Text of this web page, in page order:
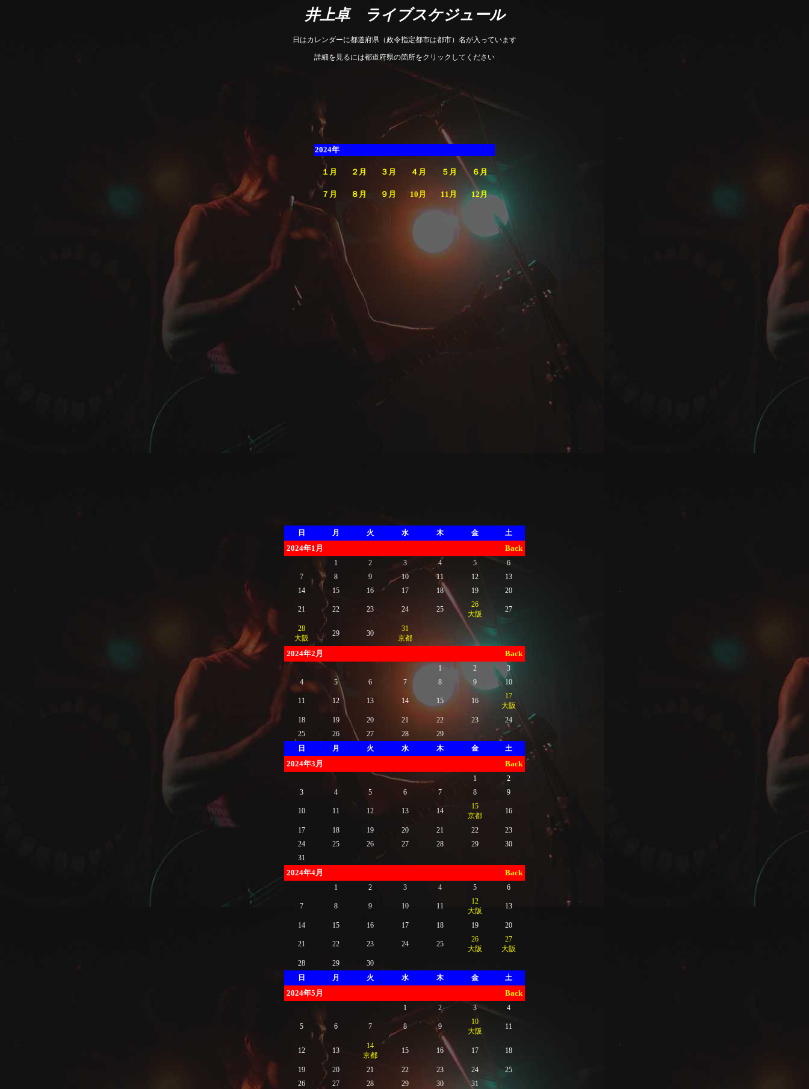
井上卓 ライブスケジュール
日はカレンダーに都道府県（政令指定都市は都市）名が入っています
詳細を見るには都道府県の箇所をクリックしてください
2024年
１月 ２月 ３月 ４月 ５月 ６月
７月 ８月 ９月 10月 11月 12月
日 月 火 水 木 金 土
2024年1月 Back
1 2 3 4 5
6
7
8 9 10 11 12
13
14
15 16 17 18 19 20
21 22 23 24 25
26
大阪
27
28
大阪
29 30
31
京都
2024年2月 Back
1 2
3
4
5 6 7 8 9 10
11 12 13 14 15 16
17
大阪
18
19 20 21 22 23
24
25
26 27 28
29
日
月 火 水 木 金 土
2024年3月 Back
1
2
3
4 5 6 7 8 9
10 11 12 13 14
15
京都
16
17 18 19 20 21 22
23
24
25 26 27 28 29
30
31
2024年4月 Back
1 2 3 4 5 6
7 8 9 10 11
12
大阪
13
14 15 16 17 18 19 20
21 22 23 24 25
26
大阪
27
大阪
28
29
30
日
月 火 水 木 金 土
2024年5月 Back
1 2 3 4
5 6 7 8 9
10
大阪
11
12 13
14
京都
15 16 17 18
19 20 21 22 23 24
25
26
27 28 29 30 31